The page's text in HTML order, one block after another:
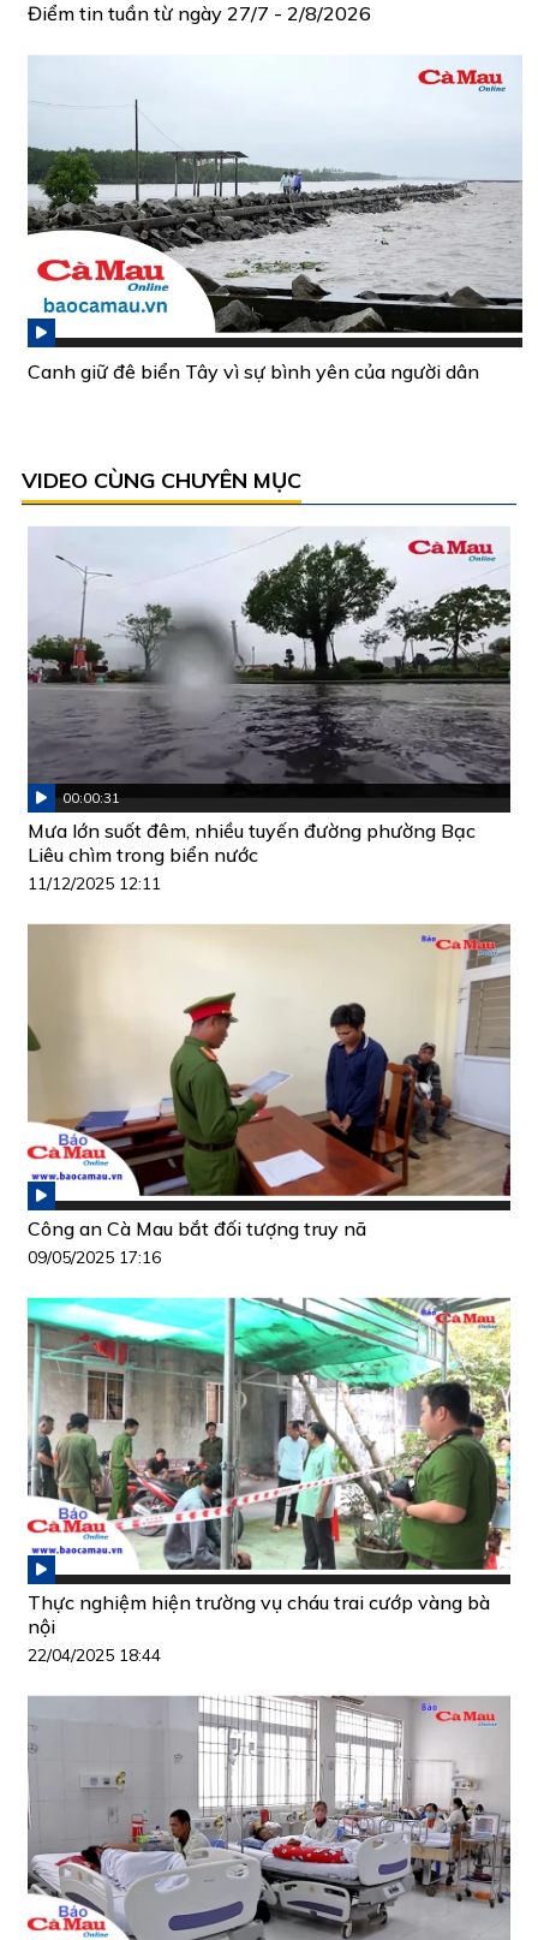
Điểm tin tuần từ ngày 27/7 - 2/8/2026
Canh giữ đê biển Tây vì sự bình yên của người dân
VIDEO CÙNG CHUYÊN MỤC
00:00:31
Mưa lớn suốt đêm, nhiều tuyến đường phường Bạc
Liêu chìm trong biển nước
11/12/2025 12:11
Công an Cà Mau bắt đối tượng truy nã
09/05/2025 17:16
Thực nghiệm hiện trường vụ cháu trai cướp vàng bà
nội
22/04/2025 18:44